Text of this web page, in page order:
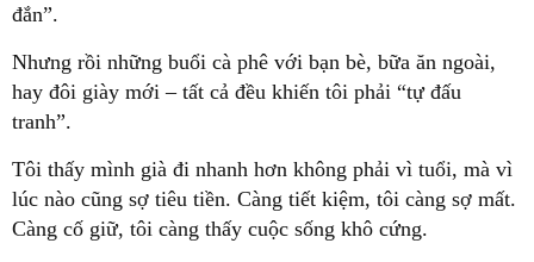
đắn”.
Nhưng rồi những buổi cà phê với bạn bè, bữa ăn ngoài,
hay đôi giày mới – tất cả đều khiến tôi phải “tự đấu
tranh”.
Tôi thấy mình già đi nhanh hơn không phải vì tuổi, mà vì
lúc nào cũng sợ tiêu tiền. Càng tiết kiệm, tôi càng sợ mất.
Càng cố giữ, tôi càng thấy cuộc sống khô cứng.